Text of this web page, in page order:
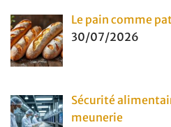
Le pain comme
30/07/2026
Sécurité
meunerie